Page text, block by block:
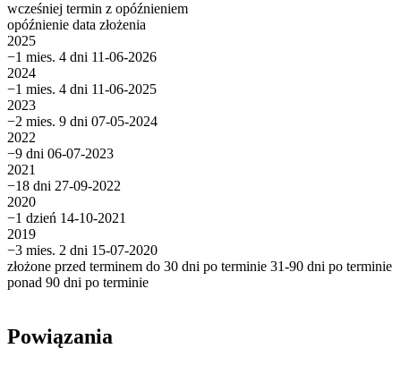
wcześniej termin z opóźnieniem
opóźnienie data złożenia
2025
−1 mies. 4 dni 11-06-2026
2024
−1 mies. 4 dni 11-06-2025
2023
−2 mies. 9 dni 07-05-2024
2022
−9 dni 06-07-2023
2021
−18 dni 27-09-2022
2020
−1 dzień 14-10-2021
2019
−3 mies. 2 dni 15-07-2020
złożone przed terminem do 30 dni po terminie 31-90 dni po terminie
ponad 90 dni po terminie
Powiązania